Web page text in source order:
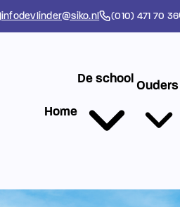
infodevlinder@siko.nl (010) 471 70 36
Home
De school Ouders